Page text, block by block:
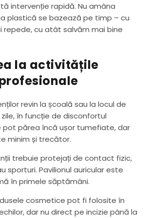
intervenție rapidă. Nu amâna
plastică se bazează pe timp – cu
cu atât salvăm mai bine
la activitățile
revin la școală sau la locul de
în funcție de disconfortul
pot părea încă ușor tumefiate, dar
minim și trecător.
trebuie protejați de contact fizic,
sporturi. Pavilionul auricular este
în primele săptămâni.
cosmetice pot fi folosite în
dar nu direct pe incizie până la